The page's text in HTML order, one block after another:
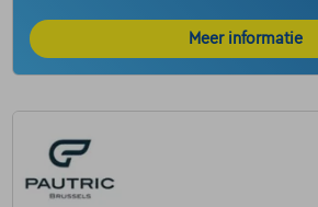
Meer informatie